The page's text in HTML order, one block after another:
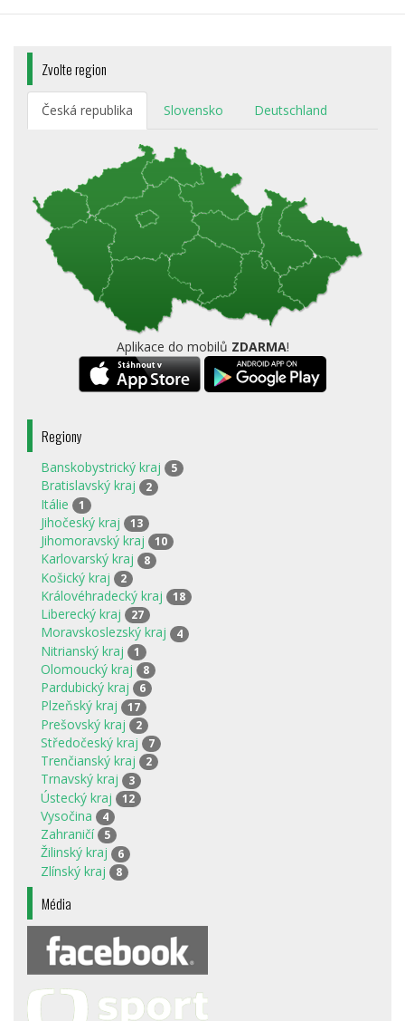
Zvolte region
Česká republika Slovensko Deutschland
Aplikace do mobilů ZDARMA!
Regiony
Banskobystrický kraj 5
Bratislavský kraj 2
Itálie 1
Jihočeský kraj 13
Jihomoravský kraj 10
Karlovarský kraj 8
Košický kraj 2
Královéhradecký kraj 18
Liberecký kraj 27
Moravskoslezský kraj 4
Nitrianský kraj 1
Olomoucký kraj 8
Pardubický kraj 6
Plzeňský kraj 17
Prešovský kraj 2
Středočeský kraj 7
Trenčianský kraj 2
Trnavský kraj 3
Ústecký kraj 12
Vysočina 4
Zahraničí 5
Žilinský kraj 6
Zlínský kraj 8
Média